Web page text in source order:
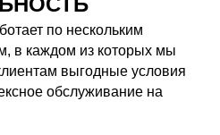
по нескольким
в каждом из которых мы
выгодные условия
обслуживание на